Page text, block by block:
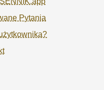
Pytania